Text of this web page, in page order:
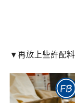
▼再放上些許配料